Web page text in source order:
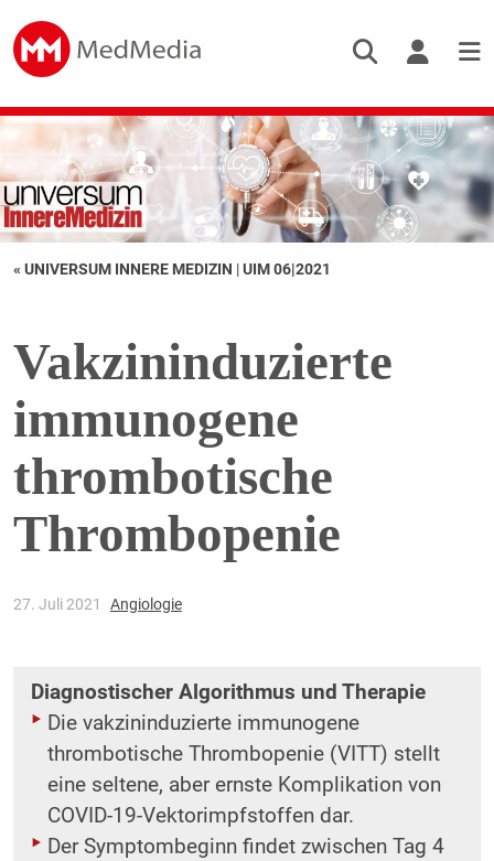
« UNIVERSUM INNERE MEDIZIN |UIM 06|2021
Vakzininduzierte
immunogene
thrombotische
Thrombopenie
27. Juli 2021 Angiologie
Diagnostischer Algorithmus und Therapie
Die vakzininduzierte immunogene
thrombotische Thrombopenie (VITT) stellt
eine seltene, aber ernste Komplikation von
COVID-19-Vektorimpfstoffen dar.
Der Symptombeginn findet zwischen Tag 4